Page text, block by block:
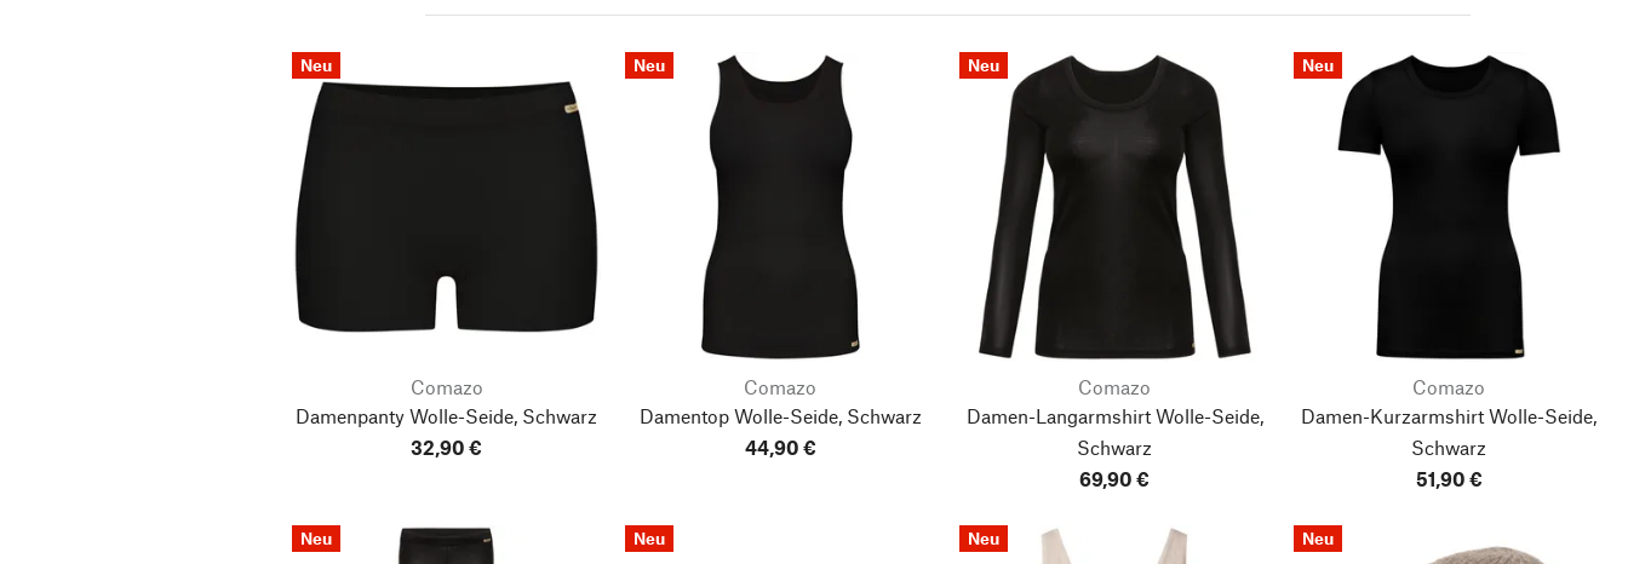
Neu
Comazo
Damenpanty Wolle-Seide, Schwarz
32,90 €
Neu
Comazo
Damentop Wolle-Seide, Schwarz
44,90 €
Neu
Comazo
Damen-Langarmshirt Wolle-Seide,
Schwarz
69,90 €
Neu
Comazo
Damen-Kurzarmshirt Wolle-Seide,
Schwarz
51,90 €
Neu Neu Neu Neu